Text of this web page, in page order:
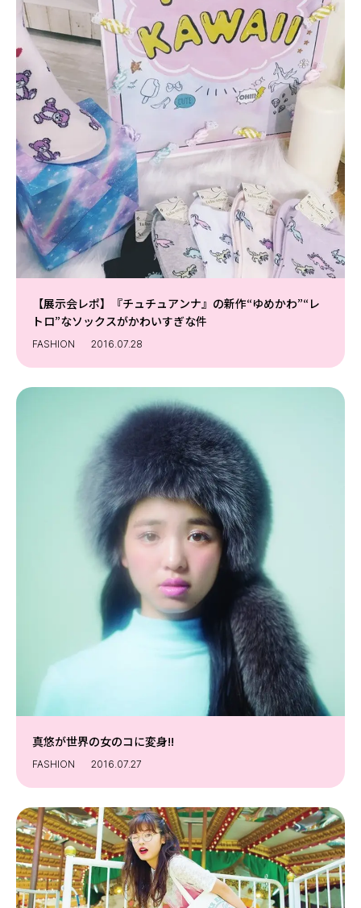
【展示会レポ】『チュチュアンナ』の新作“ゆめかわ”“レ
トロ”なソックスがかわいすぎな件
FASHION 2016.07.28
真悠が世界の女のコに変身!!
FASHION 2016.07.27